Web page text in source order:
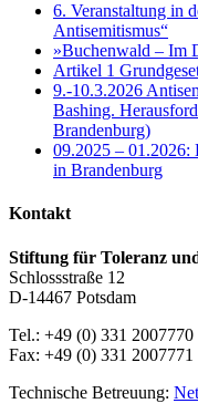
6. Veranstaltung in
Antisemitismus“
»Buchenwald – Im
Artikel 1
9.-10.3.2026
Bashing.
Brandenburg)
09.2025 – 01.2026:
in Brandenburg
Kontakt
Stiftung für Toleranz
Schlossstraße 12
D-14467 Potsdam
Tel.: +49 (0) 331 2007770
Fax: +49 (0) 331 2007771
Technische Betreuung: